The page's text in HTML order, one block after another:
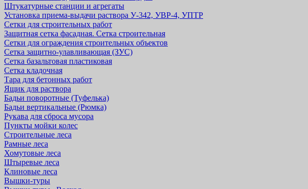
Штукатурные станции и агрегаты
Установка приема-выдачи раствора У-342, УВР-4, УПТР
Сетки для строительных работ
Защитная cетка фасадная. Сетка строительная
Сетки для ограждения строительных объектов
Сетка защитно-улавливающая (ЗУС)
Сетка базальтовая пластиковая
Сетка кладочная
Тара для бетонных работ
Ящик для раствора
Бадьи поворотные (Туфелька)
Бадьи вертикальные (Рюмка)
Рукава для сброса мусора
Пункты мойки колес
Строительные леса
Рамные леса
Хомутовые леса
Штыревые леса
Клиновые леса
Вышки-туры